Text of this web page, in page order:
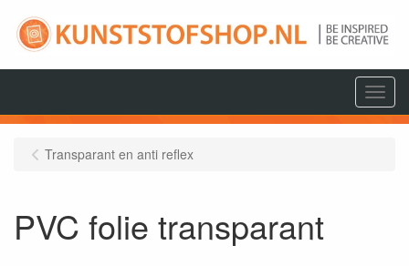
Menu
Transparant en anti reflex
PVC folie transparant